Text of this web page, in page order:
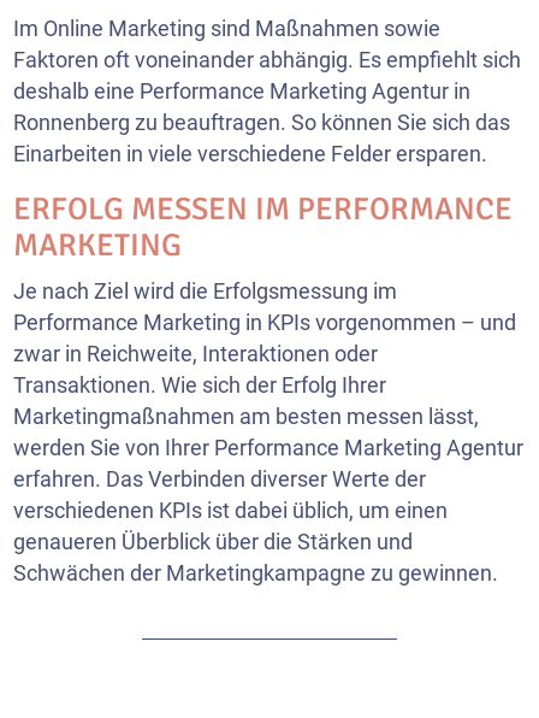
Im Online Marketing sind Maßnahmen sowie
Faktoren oft voneinander abhängig. Es empfiehlt sich
deshalb eine Performance Marketing Agentur in
Ronnenberg zu beauftragen. So können Sie sich das
Einarbeiten in viele verschiedene Felder ersparen.
ERFOLG MESSEN IM PERFORMANCE
MARKETING
Je nach Ziel wird die Erfolgsmessung im
Performance Marketing in KPIs vorgenommen – und
zwar in Reichweite, Interaktionen oder
Transaktionen. Wie sich der Erfolg Ihrer
Marketingmaßnahmen am besten messen lässt,
werden Sie von Ihrer Performance Marketing Agentur
erfahren. Das Verbinden diverser Werte der
verschiedenen KPIs ist dabei üblich, um einen
genaueren Überblick über die Stärken und
Schwächen der Marketingkampagne zu gewinnen.